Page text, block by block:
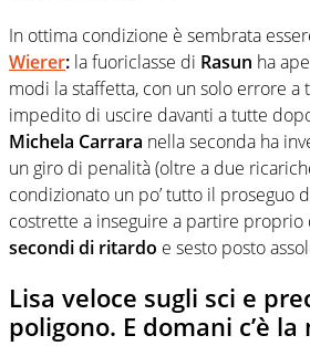
In ottima condizione è sembrata
Wierer: la fuoriclasse di Rasun ha
modi la staffetta, con un solo errore a
impedito di uscire davanti a tutte
Michela Carrara nella seconda ha
un giro di penalità (oltre a due
condizionato un po’ tutto il proseguo
costrette a inseguire a partire proprio
secondi di ritardo e sesto posto
Lisa veloce sugli sci e
poligono. E domani c’è la